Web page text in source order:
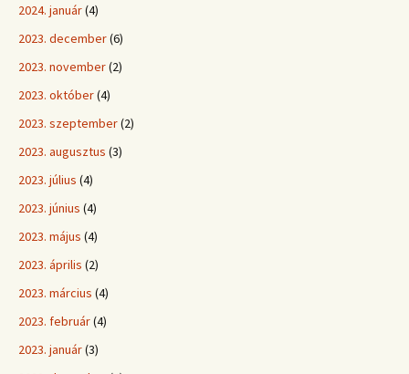
2024. január(4)
2023. december(6)
2023. november(2)
2023. október(4)
2023. szeptember(2)
2023. augusztus (3)
2023. július (4)
2023. június (4)
2023. május (4)
2023. április (2)
2023. március (4)
2023. február(4)
2023. január(3)